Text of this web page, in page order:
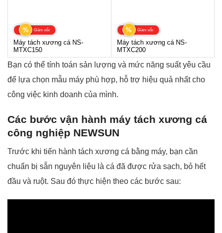
% Giảm sốc
Máy tách xương cá NS-
MTXC150
% Giảm sốc
Máy tách xương cá NS-
MTXC200
Bạn có thể tính toán sản lượng và mức năng suất yêu cầu
để lựa chọn mẫu máy phù hợp, hỗ trợ hiệu quả nhất cho
công việc kinh doanh của mình.
Các bước vận hành máy tách xương cá
công nghiệp NEWSUN
Trước khi tiến hành tách xương cá bằng máy, bạn cần
chuẩn bị sẵn nguyên liệu là cá đã được rửa sạch, bỏ hết
đầu và ruột. Sau đó thực hiện theo các bước sau: